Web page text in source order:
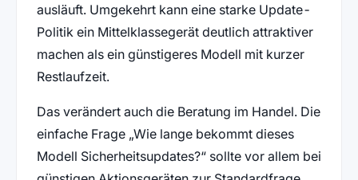
ausläuft. Umgekehrt kann eine starke Update-
Politik ein Mittelklassegerät deutlich attraktiver
machen als ein günstigeres Modell mit kurzer
Restlaufzeit.
Das verändert auch die Beratung im Handel. Die
einfache Frage „Wie lange bekommt dieses
Modell Sicherheitsupdates?“ sollte vor allem bei